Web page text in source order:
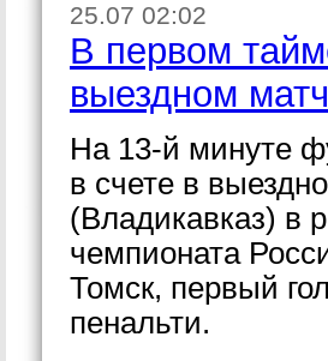
25.07 02:02
В первом
выездном
На 13-й минуте
в счете в
(Владикавказ) в
чемпионата
Томск, первый
пенальти.